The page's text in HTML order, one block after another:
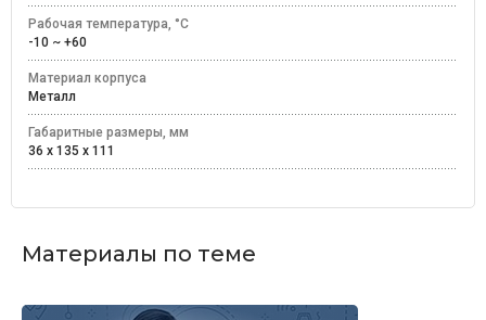
Рабочая температура, °C
-10 ~ +60
Материал корпуса
Металл
Габаритные размеры, мм
36 x 135 x 111
Материалы по теме